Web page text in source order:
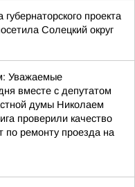
проекта
Солецкий округ
Уважаемые
вместе с депутатом
думы Николаем
проверили качество
по ремонту проезда на